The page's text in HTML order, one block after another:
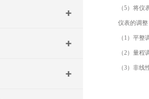
（5）将仪表
仪表的调整
（1）平整调
（2）量程调
（3）非线性